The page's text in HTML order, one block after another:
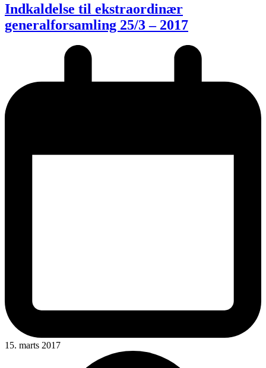
Indkaldelse til ekstraordinær
generalforsamling 25/3 – 2017
15. marts 2017